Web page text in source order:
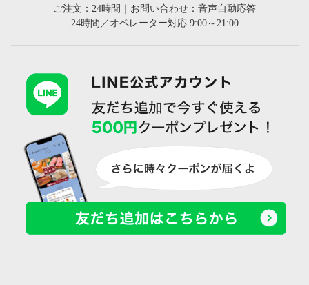
ご注文：24時間｜お問い合わせ：音声自動応答
24時間／オペレーター対応 9:00～21:00